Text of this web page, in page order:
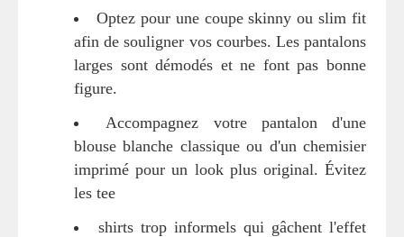
Optez pour une coupe skinny ou slim fit
afin de souligner vos courbes. Les pantalons
larges sont démodés et ne font pas bonne
figure.
Accompagnez votre pantalon d'une
blouse blanche classique ou d'un chemisier
imprimé pour un look plus original. Évitez
les tee
shirts trop informels qui gâchent l'effet